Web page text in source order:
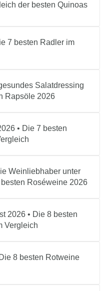
der besten Quinoas
7 besten Radler im
Salatdressing
Rapsöle 2026
• Die 7 besten
Weinliebhaber unter
besten Roséweine 2026
2026 • Die 8 besten
Vergleich
8 besten Rotweine